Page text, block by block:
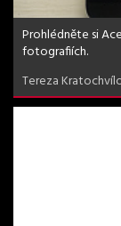
Prohlédněte si
fotografiích.
Tereza